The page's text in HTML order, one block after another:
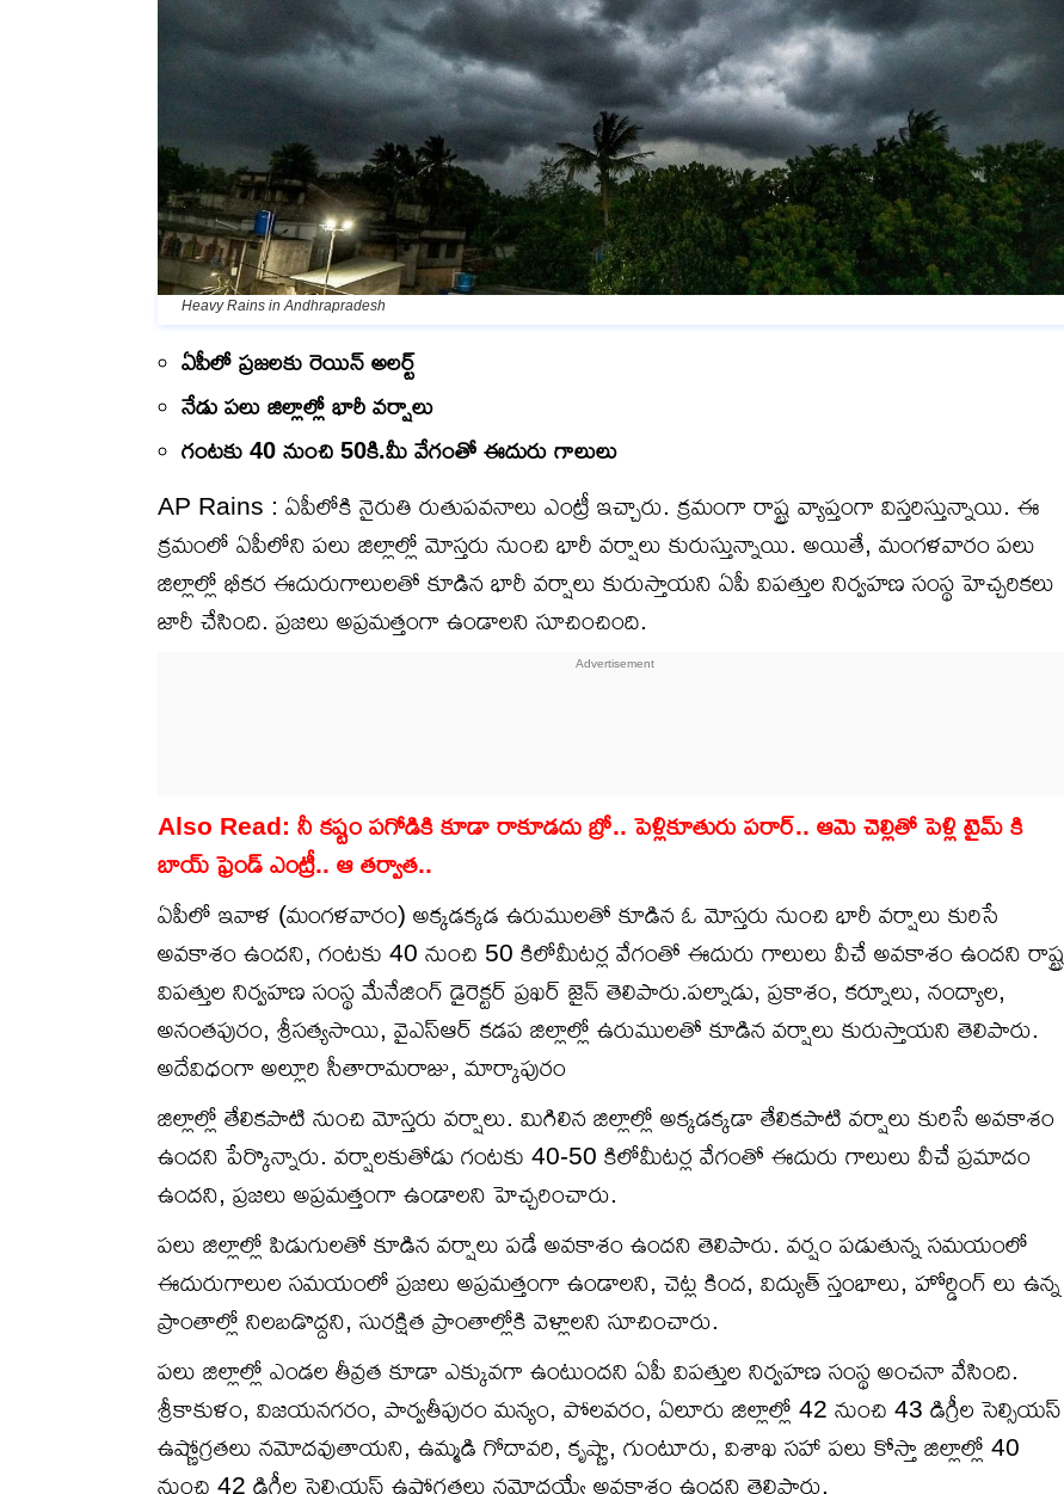
Heavy Rains in Andhrapradesh
ఏపీలో ప్రజలకు రెయిన్ అలర్ట్
నేడు పలు జిల్లాల్లో భారీ వర్షాలు
గంటకు 40 నుంచి 50కి.మీ వేగంతో ఈదురు గాలులు
AP Rains : ఏపీలోకి నైరుతి రుతుపవనాలు ఎంట్రీ ఇచ్చారు. క్రమంగా రాష్ట్ర వ్యాప్తంగా విస్తరిస్తున్నాయి. ఈ
క్రమంలో ఏపీలోని పలు జిల్లాల్లో మోస్తరు నుంచి భారీ వర్షాలు కురుస్తున్నాయి. అయితే, మంగళవారం పలు
జిల్లాల్లో భీకర ఈదురుగాలులతో కూడిన భారీ వర్షాలు కురుస్తాయని ఏపీ విపత్తుల నిర్వహణ సంస్థ హెచ్చరికలు
జారీ చేసింది. ప్రజలు అప్రమత్తంగా ఉండాలని సూచించింది.
Also Read: నీ కష్టం పగోడికి కూడా రాకూడదు బ్రో.. పెళ్లికూతురు పరార్.. ఆమె చెల్లితో పెళ్లి టైమ్ కి
బాయ్ ఫ్రెండ్ ఎంట్రీ.. ఆ తర్వాత..
ఏపీలో ఇవాళ (మంగళవారం) అక్కడక్కడ ఉరుములతో కూడిన ఓ మోస్తరు నుంచి భారీ వర్షాలు కురిసే
అవకాశం ఉందని, గంటకు 40 నుంచి 50 కిలోమీటర్ల వేగంతో ఈదురు గాలులు వీచే అవకాశం ఉందని రాష్ట్ర
విపత్తుల నిర్వహణ సంస్థ మేనేజింగ్ డైరెక్టర్ ప్రఖర్ జైన్ తెలిపారు.పల్నాడు, ప్రకాశం, కర్నూలు, నంద్యాల,
అనంతపురం, శ్రీసత్యసాయి, వైఎస్ఆర్ కడప జిల్లాల్లో ఉరుములతో కూడిన వర్షాలు కురుస్తాయని తెలిపారు.
అదేవిధంగా అల్లూరి సీతారామరాజు, మార్కాపురం
జిల్లాల్లో తేలికపాటి నుంచి మోస్తరు వర్షాలు. మిగిలిన జిల్లాల్లో అక్కడక్కడా తేలికపాటి వర్షాలు కురిసే అవకాశం
ఉందని పేర్కొన్నారు. వర్షాలకుతోడు గంటకు 40-50 కిలోమీటర్ల వేగంతో ఈదురు గాలులు వీచే ప్రమాదం
ఉందని, ప్రజలు అప్రమత్తంగా ఉండాలని హెచ్చరించారు.
పలు జిల్లాల్లో పిడుగులతో కూడిన వర్షాలు పడే అవకాశం ఉందని తెలిపారు. వర్షం పడుతున్న సమయంలో
ఈదురుగాలుల సమయంలో ప్రజలు అప్రమత్తంగా ఉండాలని, చెట్ల కింద, విద్యుత్ స్తంభాలు, హోర్డింగ్ లు ఉన్న
ప్రాంతాల్లో నిలబడొద్దని, సురక్షిత ప్రాంతాల్లోకి వెళ్లాలని సూచించారు.
పలు జిల్లాల్లో ఎండల తీవ్రత కూడా ఎక్కువగా ఉంటుందని ఏపీ విపత్తుల నిర్వహణ సంస్థ అంచనా వేసింది.
శ్రీకాకుళం, విజయనగరం, పార్వతీపురం మన్యం, పోలవరం, ఏలూరు జిల్లాల్లో 42 నుంచి 43 డిగ్రీల సెల్సియస్
ఉష్ణోగ్రతలు నమోదవుతాయని, ఉమ్మడి గోదావరి, కృష్ణా, గుంటూరు, విశాఖ సహా పలు కోస్తా జిల్లాల్లో 40
నుంచి 42 డిగ్రీల సెల్సియస్ ఉష్ణోగ్రతలు నమోదయ్యే అవకాశం ఉందని తెలిపారు.